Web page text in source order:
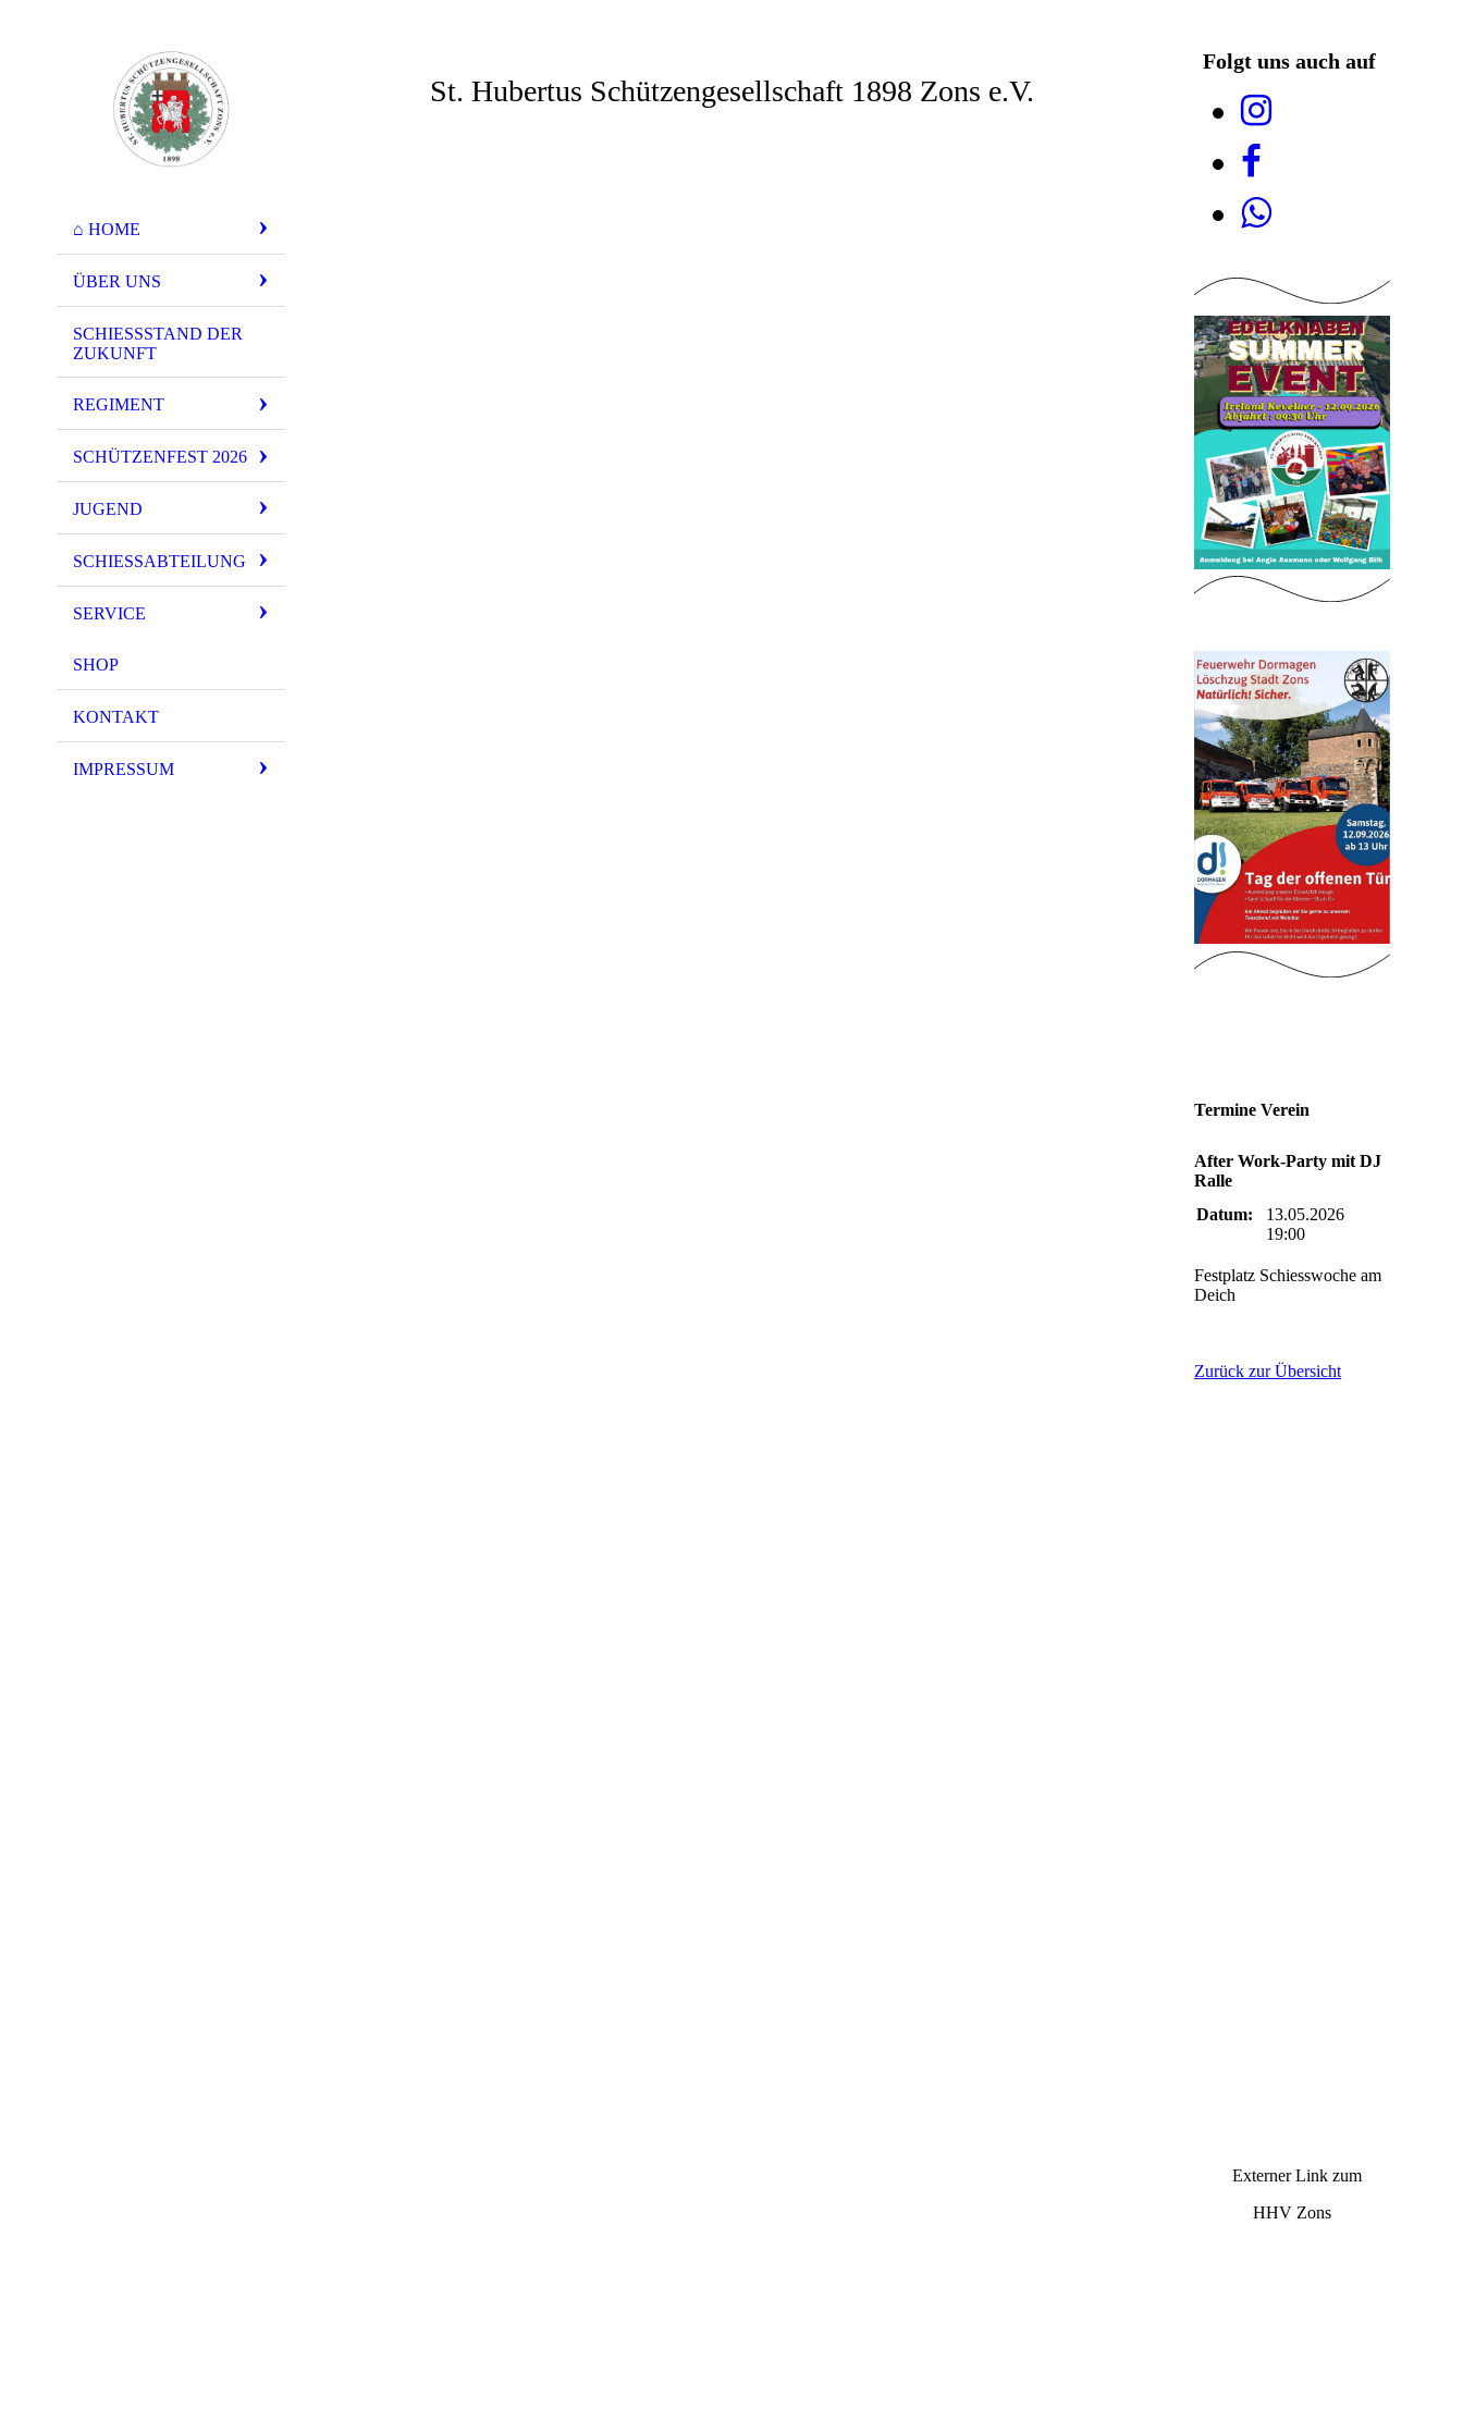
⌂ HOME
ÜBER UNS
SCHIESSSTAND DER Z
UKUNFT
REGIMENT
SCHÜTZENFEST 2026
JUGEND
SCHIESSABTEILUNG
SERVICE
SHOP
KONTAKT
IMPRESSUM
St. Hubertus Schützengesellschaft 1898 Zons e.V.
Folgt uns auch auf
Termine Verein
After Work-Party mit DJ
Ralle
Datum:
13.05.2026
19:00
Festplatz Schiesswoche am
Deich
Zurück zur Übersicht
Externer Link zum
HHV Zons